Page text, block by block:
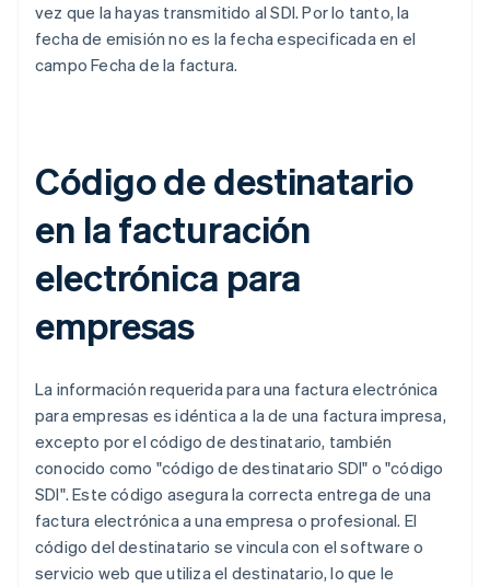
vez que la hayas transmitido al SDI. Por lo tanto, la
fecha de emisión no es la fecha especificada en el
campo Fecha de la factura.
Código de destinatario
en la facturación
electrónica para
empresas
La información requerida para una factura electrónica
para empresas es idéntica a la de una factura impresa,
excepto por el código de destinatario, también
conocido como "código de destinatario SDI" o "código
SDI". Este código asegura la correcta entrega de una
factura electrónica a una empresa o profesional. El
código del destinatario se vincula con el software o
servicio web que utiliza el destinatario, lo que le